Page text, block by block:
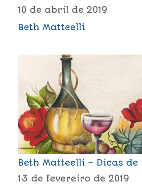
10 de abril de 2019
Beth Matteelli
Beth Matteelli – Dicas de
13 de fevereiro de 2019